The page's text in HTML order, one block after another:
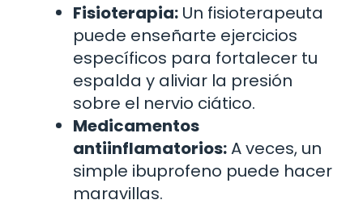
Fisioterapia: Un fisioterapeuta
puede enseñarte ejercicios
específicos para fortalecer tu
espalda y aliviar la presión
sobre el nervio ciático.
Medicamentos
antiinflamatorios:A veces, un
simple ibuprofeno puede hacer
maravillas.